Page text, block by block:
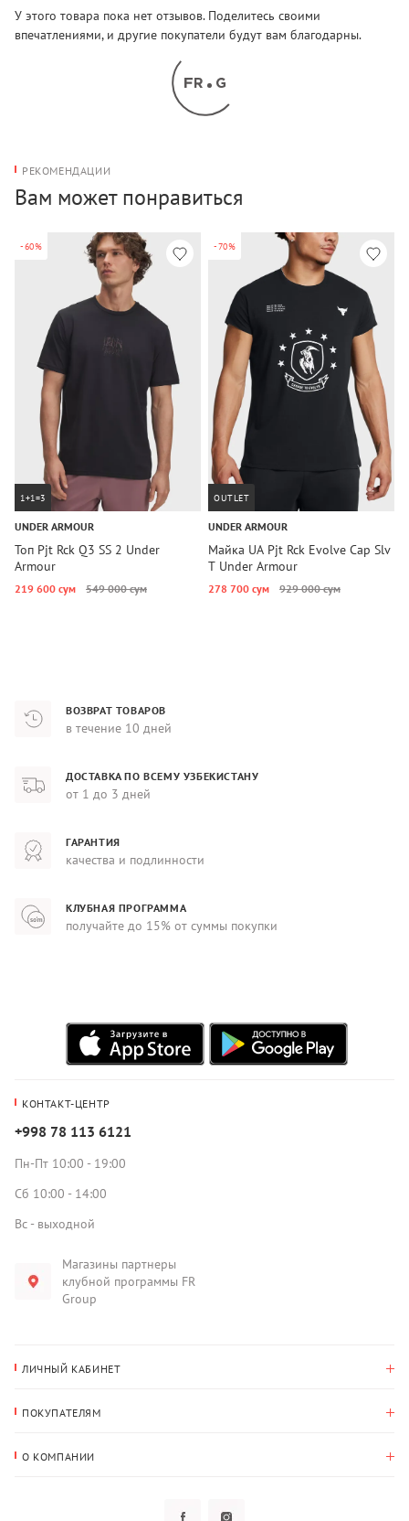
У этого товара пока нет отзывов. Поделитесь своими
впечатлениями, и другие покупатели будут вам благодарны.
РЕКОМЕНДАЦИИ
Вам может понравиться
-60%
1+1=3
UNDER ARMOUR
Топ Pjt Rck Q3 SS 2 Under
Armour
219 600 сум 549 000 сум
-70%
OUTLET
UNDER ARMOUR
Майка UA Pjt Rck Evolve Cap Slv
T Under Armour
278 700 сум 929 000 сум
ВОЗВРАТ ТОВАРОВ
в течение 10 дней
ДОСТАВКА ПО ВСЕМУ УЗБЕКИСТАНУ
от 1 до 3 дней
ГАРАНТИЯ
качества и подлинности
КЛУБНАЯ ПРОГРАММА
получайте до 15% от суммы покупки
КОНТАКТ-ЦЕНТР
+998 78 113 6121
Пн-Пт 10:00 - 19:00
Сб 10:00 - 14:00
Вс - выходной
Магазины партнеры
клубной программы FR
Group
ЛИЧНЫЙ КАБИНЕТ
Адрес для доставки
ПОКУПАТЕЛЯМ
О КОМПАНИИ
Политика конфиденциальности